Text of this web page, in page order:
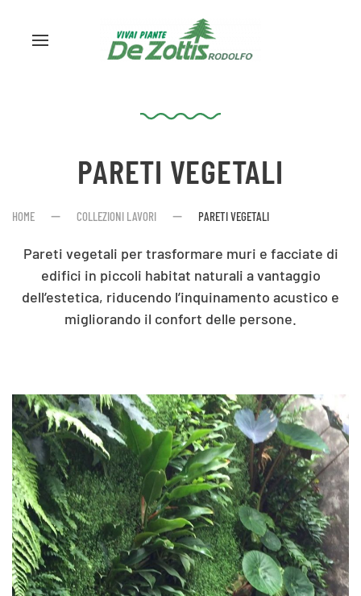
PARETI VEGETALI
HOME COLLEZIONI LAVORI PARETI VEGETALI
Pareti vegetali per trasformare muri e facciate di
edifici in piccoli habitat naturali a vantaggio
dell’estetica, riducendo l’inquinamento acustico e
migliorando il confort delle persone.